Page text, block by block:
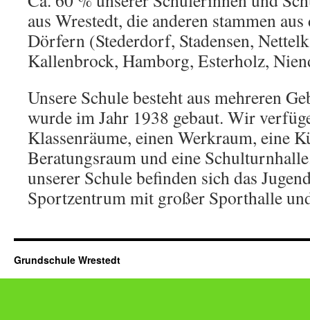
aus Wrestedt, die anderen stammen
Dörfern (Stederdorf, Stadensen,
Kallenbrock, Hamborg, Esterholz,
Unsere Schule besteht aus mehreren
wurde im Jahr 1938 gebaut. Wir
Klassenräume, einen Werkraum, eine
Beratungsraum und eine
unserer Schule befinden sich das
Sportzentrum mit großer Sporthalle
Grundschule Wrestedt